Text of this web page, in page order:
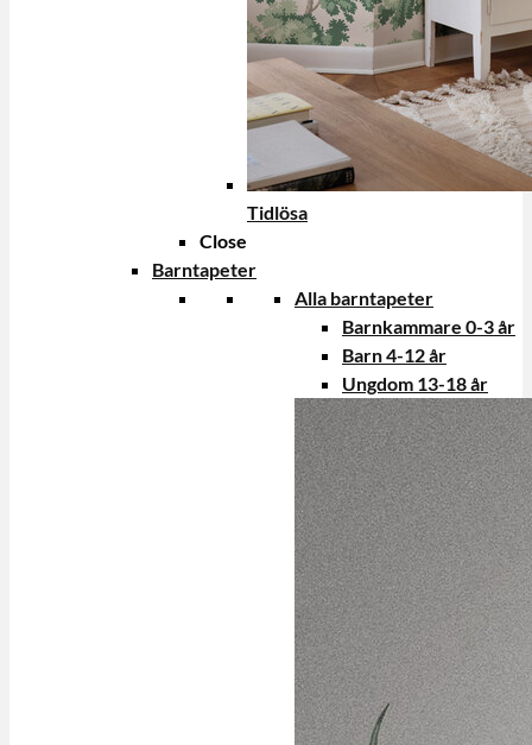
Tidlösa
Close
Barntapeter
Alla barntapeter
Barnkammare 0-3 år
Barn 4-12 år
Ungdom 13-18 år